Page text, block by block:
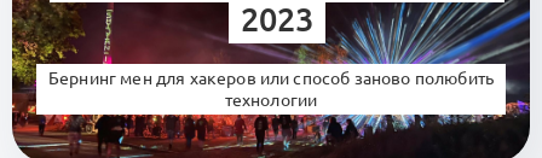
2023
Бернинг мен для хакеров или способ заново полюбить
технологии